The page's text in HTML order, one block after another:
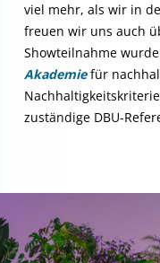
viel mehr, als wir in
freuen wir uns auch
Showteilnahme
Akademiefür
zuständige DBU-